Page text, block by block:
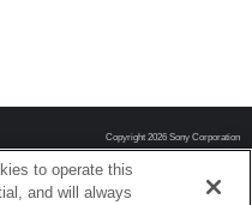
Copyright 2026 Sony Corporation
to operate this
and will always